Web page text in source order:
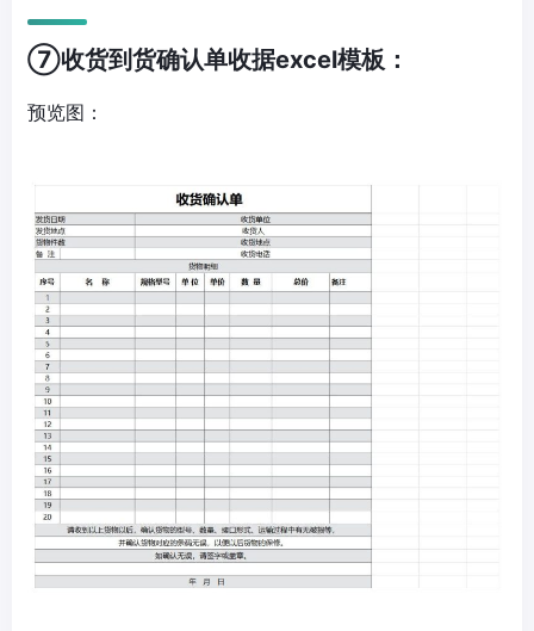
⑦收货到货确认单收据excel模板：
预览图：